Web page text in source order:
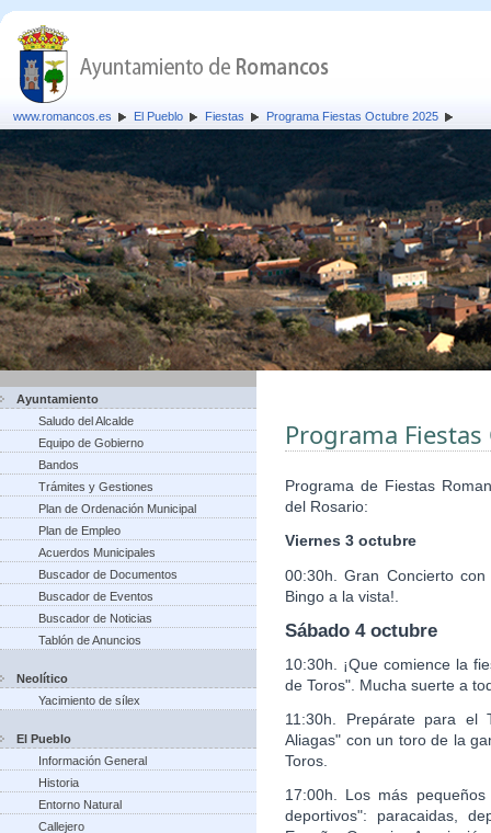
www.romancos.es El Pueblo Fiestas Programa Fiestas Octubre 2025
Ayuntamiento
Saludo del Alcalde
Equipo de Gobierno
Bandos
Trámites y Gestiones
Plan de Ordenación Municipal
Plan de Empleo
Acuerdos Municipales
Buscador de Documentos
Buscador de Eventos
Buscador de Noticias
Tablón de Anuncios
Neolítico
Yacimiento de sílex
El Pueblo
Información General
Historia
Entorno Natural
Callejero
Programa
Programa de Fiestas
del Rosario:
Viernes 3 octubre
00:30h. Gran Concierto
Bingo a la vista!.
Sábado 4 octubre
10:30h. ¡Que comience la
de Toros". Mucha suerte a
11:30h. Prepárate para el
Aliagas" con un toro de la
Toros.
17:00h. Los más
deportivos": paracaidas,